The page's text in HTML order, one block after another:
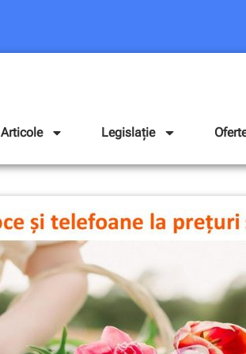
Articole Legislație